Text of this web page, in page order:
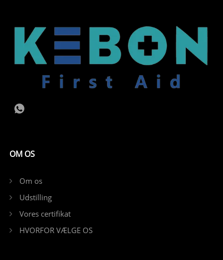
OM OS
Om os
Udstilling
Vores certifikat
HVORFOR VÆLGE OS